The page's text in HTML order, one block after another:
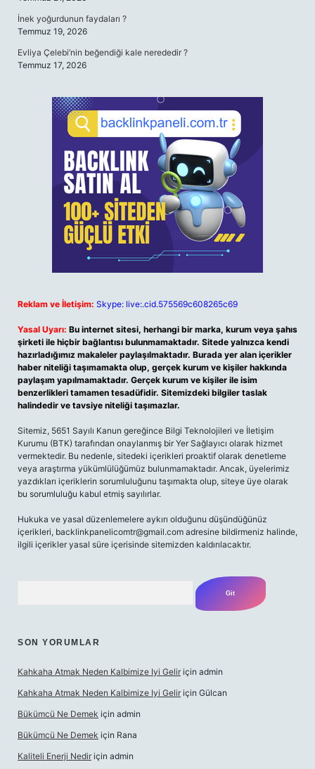
İnek yoğurdunun faydaları ?
Temmuz 19, 2026
Evliya Çelebi’nin beğendiği kale nerededir ?
Temmuz 17, 2026
Reklam ve İletişim: Skype: live:.cid.575569c608265c69
Yasal Uyarı: Bu internet sitesi, herhangi bir marka, kurum veya şahıs
şirketi ile hiçbir bağlantısı bulunmamaktadır. Sitede yalnızca kendi
hazırladığımız makaleler paylaşılmaktadır. Burada yer alan içerikler
haber niteliği taşımamakta olup, gerçek kurum ve kişiler hakkında
paylaşım yapılmamaktadır. Gerçek kurum ve kişiler ile isim
benzerlikleri tamamen tesadüfidir. Sitemizdeki bilgiler taslak
halindedir ve tavsiye niteliği taşımazlar.
Sitemiz, 5651 Sayılı Kanun gereğince Bilgi Teknolojileri ve İletişim
Kurumu (BTK) tarafından onaylanmış bir Yer Sağlayıcı olarak hizmet
vermektedir. Bu nedenle, sitedeki içerikleri proaktif olarak denetleme
veya araştırma yükümlülüğümüz bulunmamaktadır. Ancak, üyelerimiz
yazdıkları içeriklerin sorumluluğunu taşımakta olup, siteye üye olarak
bu sorumluluğu kabul etmiş sayılırlar.
Hukuka ve yasal düzenlemelere aykırı olduğunu düşündüğünüz
içerikleri, backlinkpanelicomtr@gmail.com adresine bildirmeniz halinde,
ilgili içerikler yasal süre içerisinde sitemizden kaldırılacaktır.
SON YORUMLAR
Kahkaha Atmak Neden Kalbimize Iyi Gelir için admin
Kahkaha Atmak Neden Kalbimize Iyi Gelir için Gülcan
Bükümcü Ne Demek için admin
Bükümcü Ne Demek için Rana
Kaliteli Enerji Nedir için admin